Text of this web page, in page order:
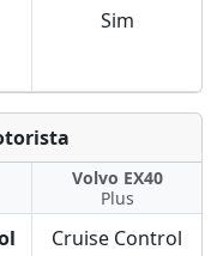
Sim
Volvo EX40
Plus
Cruise Control